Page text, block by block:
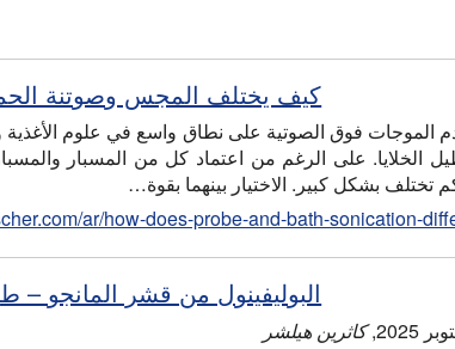
كيف يختلف المجس وصوتنة
الموجات فوق الصوتية على نطاق واسع في علوم الأغذية
الخلايا. على الرغم من اعتماد كل من المسبار
تختلف بشكل كبير. الاختيار بينهما بقوة…
ar/how-does-probe-and-bath-sonication-
البوليفينول من قشر المانجو –
,كاثرين هيلشر